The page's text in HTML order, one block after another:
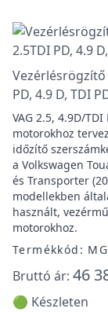
Vezérlésrögzítő
PD, 4.9 D, TDI
VAG 2.5, 4.9D/TDI
motorokhoz
időzítő
a Volkswagen
és Transporter
modellekben
használt,
motorokhoz.
Termékkód:
Bruttó ár: 46
🟢 Készleten